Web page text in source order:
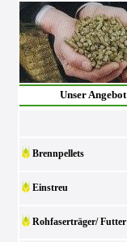
Unser Angebot
Brennpellets
Einstreu
Rohfaserträger/ Futter